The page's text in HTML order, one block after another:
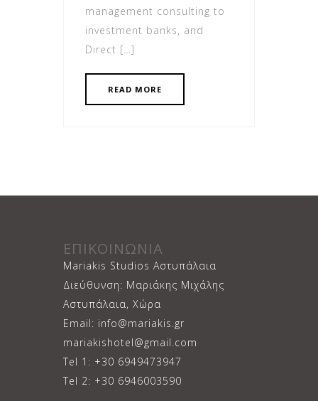
management consulting to
investment banks, and
Direct […]
READ MORE
ΕΠΙΚΟΙΝΩΝΙΑ
Mariakis Studios Αστυπάλαια
Διεύθυνση: Μαριάκης Μιχάλης
Αστυπάλαια, Χώρα
Email: info@mariakis.gr
mariakishotel@gmail.com
Tel 1: +30 6949473947
Tel 2: +30 6946003590